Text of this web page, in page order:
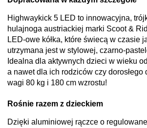
Highwaykick 5 LED to innowacyjna,
hulajnoga austriackiej marki Scoot &
LED-owe kółka, które świecą w czasie
utrzymana jest w stylowej, czarno-
Idealna dla aktywnych dzieci w wieku
a nawet dla ich rodziców czy dorosłego
wagi 80 kg i 180 cm wzrostu!
Rośnie razem z dzieckiem
Dzięki aluminiowej rączce o